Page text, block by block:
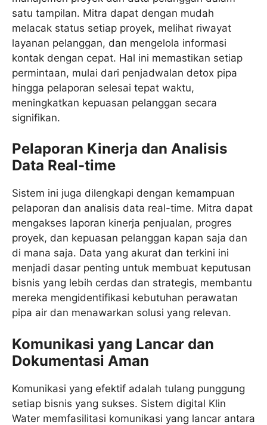
satu tampilan. Mitra dapat dengan mudah
melacak status setiap proyek, melihat riwayat
layanan pelanggan, dan mengelola informasi
kontak dengan cepat. Hal ini memastikan setiap
permintaan, mulai dari penjadwalan detox pipa
hingga pelaporan selesai tepat waktu,
meningkatkan kepuasan pelanggan secara
signifikan.
Pelaporan Kinerja dan Analisis
Data Real-time
Sistem ini juga dilengkapi dengan kemampuan
pelaporan dan analisis data real-time. Mitra dapat
mengakses laporan kinerja penjualan, progres
proyek, dan kepuasan pelanggan kapan saja dan
di mana saja. Data yang akurat dan terkini ini
menjadi dasar penting untuk membuat keputusan
bisnis yang lebih cerdas dan strategis, membantu
mereka mengidentifikasi kebutuhan perawatan
pipa air dan menawarkan solusi yang relevan.
Komunikasi yang Lancar dan
Dokumentasi Aman
Komunikasi yang efektif adalah tulang punggung
setiap bisnis yang sukses. Sistem digital Klin
Water memfasilitasi komunikasi yang lancar antara